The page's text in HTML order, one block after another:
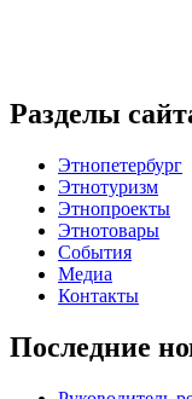
Разделы
Этнопетербург
Этнотуризм
Этнопроекты
Этнотовары
События
Медиа
Контакты
Последние